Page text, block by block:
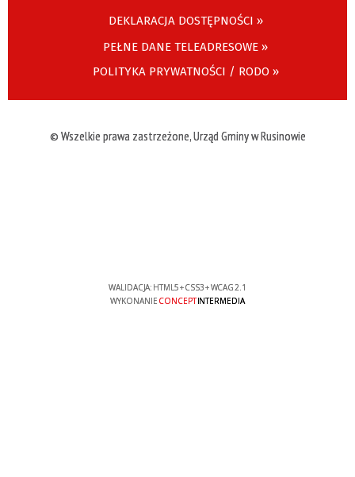
DEKLARACJA DOSTĘPNOŚCI »
PEŁNE DANE TELEADRESOWE »
POLITYKA PRYWATNOŚCI / RODO »
© Wszelkie prawa zastrzeżone, Urząd Gminy w Rusinowie
WALIDACJA: HTML5+CSS3+WCAG 2.1
WYKONANIE CONCEPTINTERMEDIA